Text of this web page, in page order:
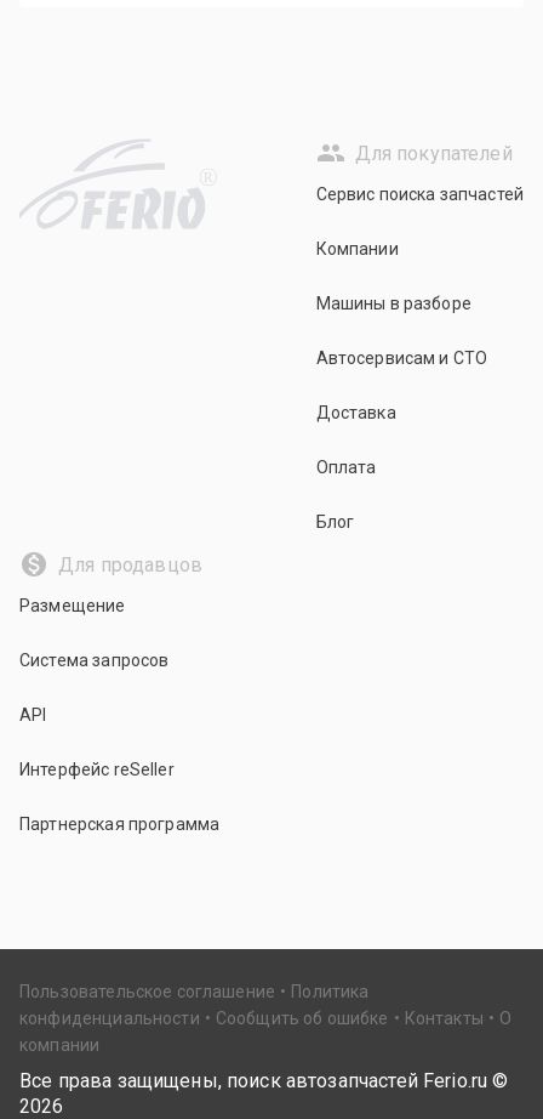
R
Для покупателей
Сервис поиска запчастей
Компании
Машины в разборе
Автосервисам и СТО
Доставка
Оплата
Блог
Для продавцов
Размещение
Система запросов
API
Интерфейс reSeller
Партнерская программа
Пользовательское соглашение
Политика
конфиденциальности
Сообщить об ошибке Контакты
О
компании
Все права защищены, поиск автозапчастей Ferio.ru ©
2026